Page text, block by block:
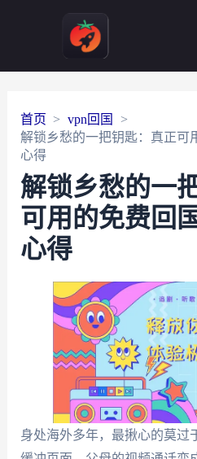
首页
vpn回国
解锁乡愁的一把钥匙：真正可
心得
解锁乡愁的一
可用的免费回
心得
身处海外多年，最揪心的莫过